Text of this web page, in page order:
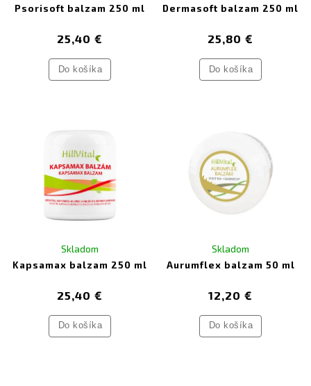
Psorisoft balzam 250 ml
25,40 €
Do košíka
Dermasoft balzam 250 ml
25,80 €
Do košíka
Kapsamax balzam 250 ml
Skladom
25,40 €
Do košíka
Aurumflex balzam 50 ml
Skladom
12,20 €
Do košíka